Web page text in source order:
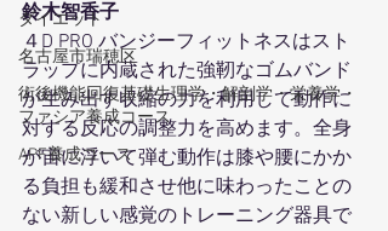
ダイエット
名古屋市瑞穂区
術後機能回復基礎生理学・解剖学・栄養学・
ファシア養成コース
APF養成コース
鈴木智香子
４D PRO バンジーフィットネスはスト
ラップに内蔵された強靭なゴムバンド
が生み出す収縮の力を利用して動作に
対する反応の調整力を高めます。全身
が宙に浮いて弾む動作は膝や腰にかか
る負担も緩和させ他に味わったことの
ない新しい感覚のトレーニング器具で